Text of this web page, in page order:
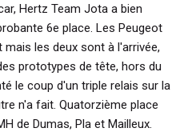
Hertz Team Jota a bien
6e place. Les Peugeot
les deux sont à l'arrivée,
prototypes de tête, hors du
le coup d'un triple relais sur la
n'a fait. Quatorzième place
de Dumas, Pla et Mailleux.